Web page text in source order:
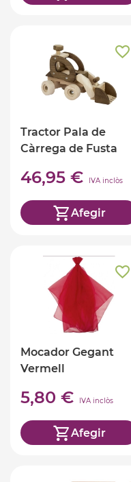
Tractor Pala de
Càrrega de Fusta
46,95 € IVA inclòs
Afegir
Mocador Gegant
Vermell
5,80 € IVA inclòs
Afegir